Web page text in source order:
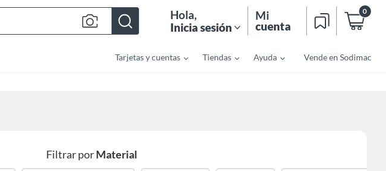
Hola,
Inicia sesión
Mi
cuenta
0
Tarjetas y cuentas Tiendas Ayuda Vende en Sodimac
Filtrar porMaterial